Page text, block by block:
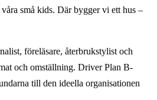
små kids. Där bygger vi ett hus –
föreläsare, återbrukstylist och
och omställning. Driver Plan B-
till den ideella organisationen